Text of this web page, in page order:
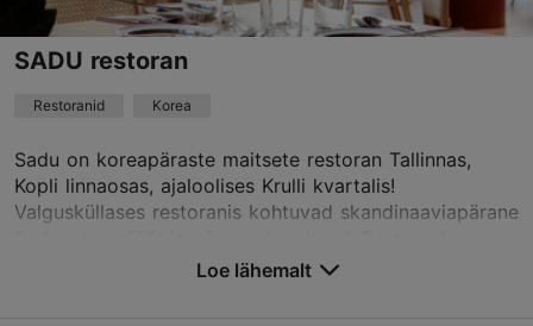
SADU restoran
Restoranid Korea
Sadu on koreapäraste maitsete restoran Tallinnas,
Kopli linnaosas, ajaloolises Krulli kvartalis!
Valgusküllases restoranis kohtuvad skandinaaviapärane
Loe lähemalt